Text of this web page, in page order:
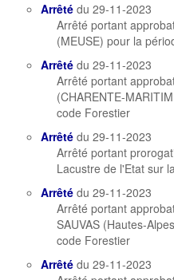
Arrêté du 29-11-2023
Arrêté portant
(MEUSE) pour la
Arrêté du 29-11-2023
Arrêté portant
(CHARENTE-
code Forestier
Arrêté du 29-11-2023
Arrêté portant
Lacustre de l'Etat sur
Arrêté du 29-11-2023
Arrêté portant
SAUVAS (Hautes-
code Forestier
Arrêté du 29-11-2023